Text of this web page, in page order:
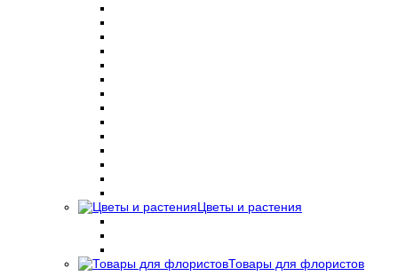
Цветы и растения
Товары для флористов